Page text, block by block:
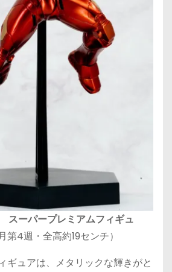
スーパープレミアムフィギュ
第4週・全高約19センチ）
ギュアは、メタリックな輝きがと